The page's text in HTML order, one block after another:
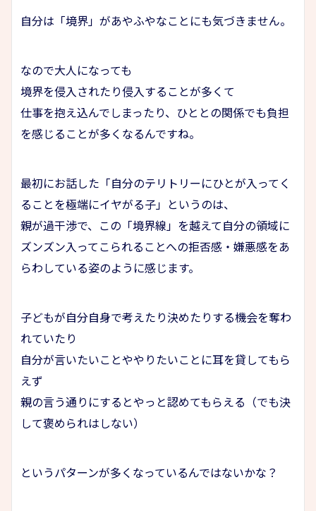
自分は「境界」があやふやなことにも気づきません。
なので大人になっても
境界を侵入されたり侵入することが多くて
仕事を抱え込んでしまったり、ひととの関係でも負担
を感じることが多くなるんですね。
最初にお話した「自分のテリトリーにひとが入ってく
ることを極端にイヤがる子」というのは、
親が過干渉で、この「境界線」を越えて自分の領域に
ズンズン入ってこられることへの拒否感・嫌悪感をあ
らわしている姿のように感じます。
子どもが自分自身で考えたり決めたりする機会を奪わ
れていたり
自分が言いたいことややりたいことに耳を貸してもら
えず
親の言う通りにするとやっと認めてもらえる（でも決
して褒められはしない）
というパターンが多くなっているんではないかな？